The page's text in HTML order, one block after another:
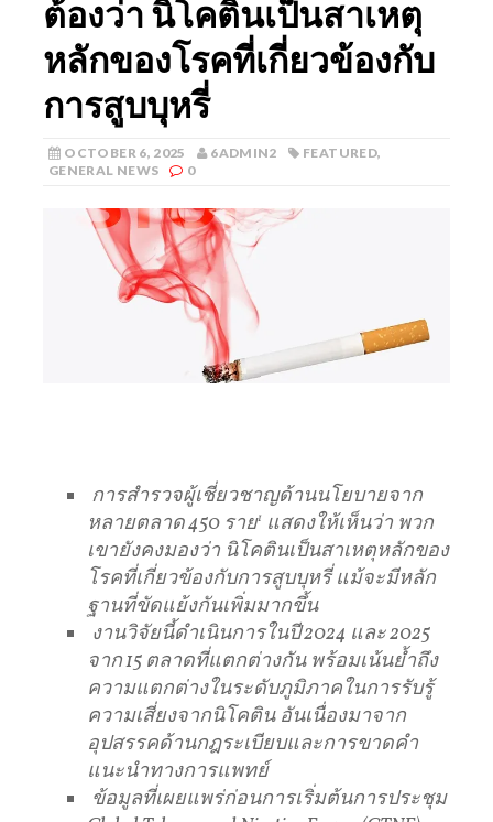
ต้องว่า นิโคตินเป็นสาเหตุ
หลักของโรคที่เกี่ยวข้องกับ
การสูบบุหรี่
OCTOBER 6, 2025 6ADMIN2 FEATURED,
GENERAL NEWS
0
การสำรวจผู้เชี่ยวชาญด้านนโยบายจาก
หลายตลาด450 ราย1 แสดงให้เห็นว่า พวก
เขายังคงมองว่า นิโคตินเป็นสาเหตุหลักของ
โรคที่เกี่ยวข้องกับการสูบบุหรี่ แม้จะมีหลัก
ฐานที่ขัดแย้งกันเพิ่มมากขึ้น
งานวิจัยนี้ดำเนินการในปี2024 และ2025
จาก15 ตลาดที่แตกต่างกัน พร้อมเน้นย้ำถึง
ความแตกต่างในระดับภูมิภาคในการรับรู้
ความเสี่ยงจากนิโคติน อันเนื่องมาจาก
อุปสรรคด้านกฎระเบียบและการขาดคำ
แนะนำทางการแพทย์
ข้อมูลที่เผยแพร่ก่อนการเริ่มต้นการประชุม